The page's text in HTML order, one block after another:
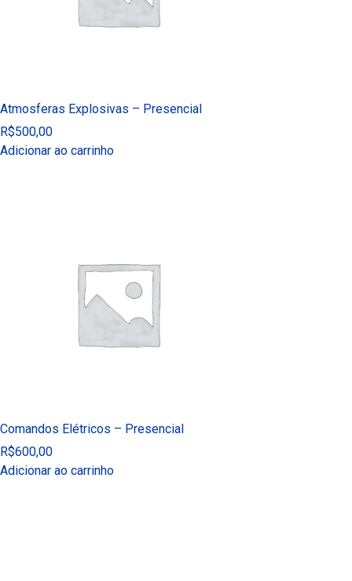
Atmosferas Explosivas – Presencial
R$500,00
Adicionar ao carrinho
Comandos Elétricos – Presencial
R$600,00
Adicionar ao carrinho